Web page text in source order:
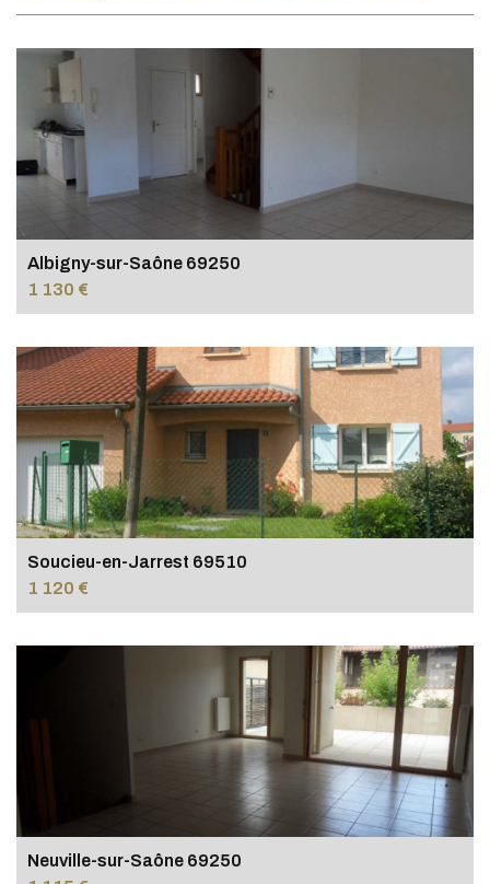
Albigny-sur-Saône 69250
1 130 €
Soucieu-en-Jarrest 69510
1 120 €
Neuville-sur-Saône 69250